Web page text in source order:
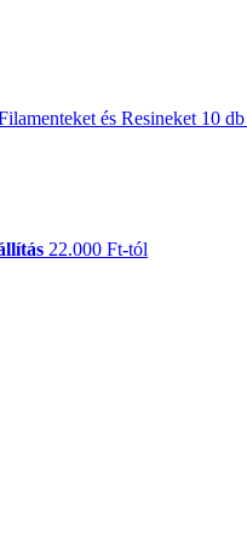
és Resineket 10
22.000 Ft-tól